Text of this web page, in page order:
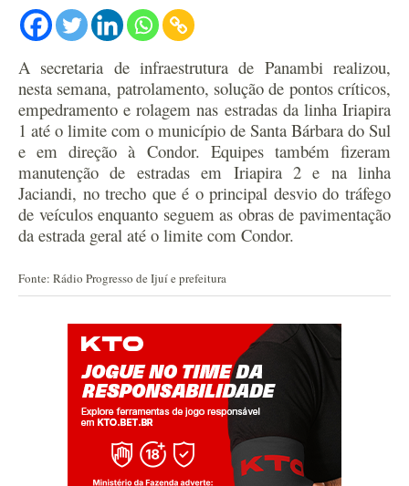
A secretaria de infraestrutura de Panambi realizou,
nesta semana, patrolamento, solução de pontos críticos,
empedramento e rolagem nas estradas da linha Iriapira
1 até o limite com o município de Santa Bárbara do Sul
e em direção à Condor. Equipes também fizeram
manutenção de estradas em Iriapira 2 e na linha
Jaciandi, no trecho que é o principal desvio do tráfego
de veículos enquanto seguem as obras de pavimentação
da estrada geral até o limite com Condor.
Fonte: Rádio Progresso de Ijuí e prefeitura